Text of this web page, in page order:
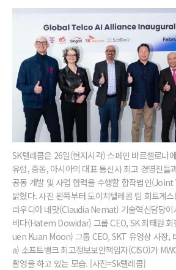
SK텔레콤은 26일(현지시각) 스페인 바르셀로나
유럽, 중동, 아시아의 대표 통신사 최고 경영진들
공동 개발 및 사업 협력을 수행할 합작법인
밝혔다. 사진 왼쪽부터 도이치텔레콤 팀 회트게
라우디아 네맛(Claudia Nemat) 기술혁신담당
비다(Hatem Dowidar) 그룹 CEO, SK 최태원 회
uen Kuan Moon) 그룹 CEO, SKT 유영상 사장,
a) 소프트뱅크 최고정보보안책임자(CISO)가
촬영을 하고 있는 모습. [사진=Sk텔레콤]